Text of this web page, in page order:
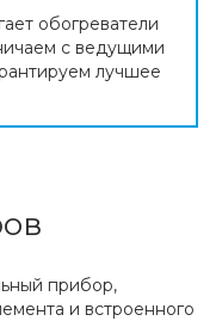
обогреватели
с ведущими
лучшее
прибор,
и встроенного